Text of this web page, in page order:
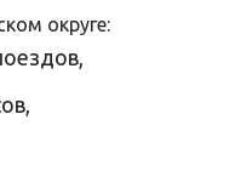
округе: